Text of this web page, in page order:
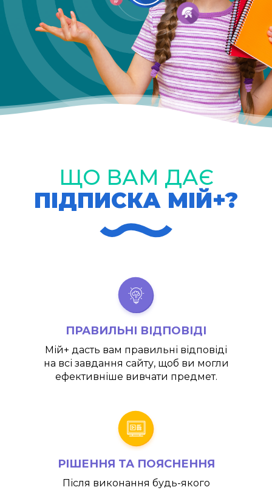
ЩО ВАМ ДАЄ
ПІДПИСКА МІЙ+?
ПРАВИЛЬНІ ВІДПОВІДІ
Мій+ дасть вам правильні відповіді
на всі завдання сайту, щоб ви могли
ефективніше вивчати предмет.
РІШЕННЯ ТА ПОЯСНЕННЯ
Після виконання будь-якого